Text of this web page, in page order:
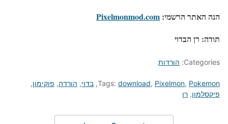
הנה האתר הרשמי: Pixelmonmod.com
תודה: רן הבדוי
Categories: הורדות
Tags: download, Pixelmon, Pokemon
, בדוי, הורדה, פוקימון,
פיקסלמון, רן